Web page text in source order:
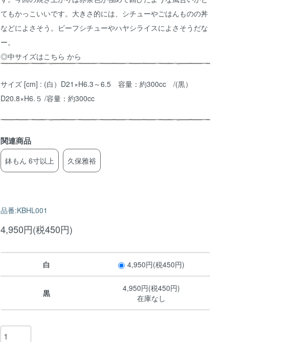
てもかっこいいです。大きさ的には、シチューやごはんものの丼
などによさそう。ビーフシチューやハヤシライスによさそうだな
ー。
◎中サイズはこちら から
サイズ [cm] : (白）D21×H6.3～6.5 容量：約300cc /(黒）
D20.8×H6.５ /容量：約300cc
関連商品
鉢もん 6寸以上 久保雅裕
品番:KBHL001
4,950円(税450円)
白 4,950円(税450円)
黒
4,950円(税450円)
在庫なし